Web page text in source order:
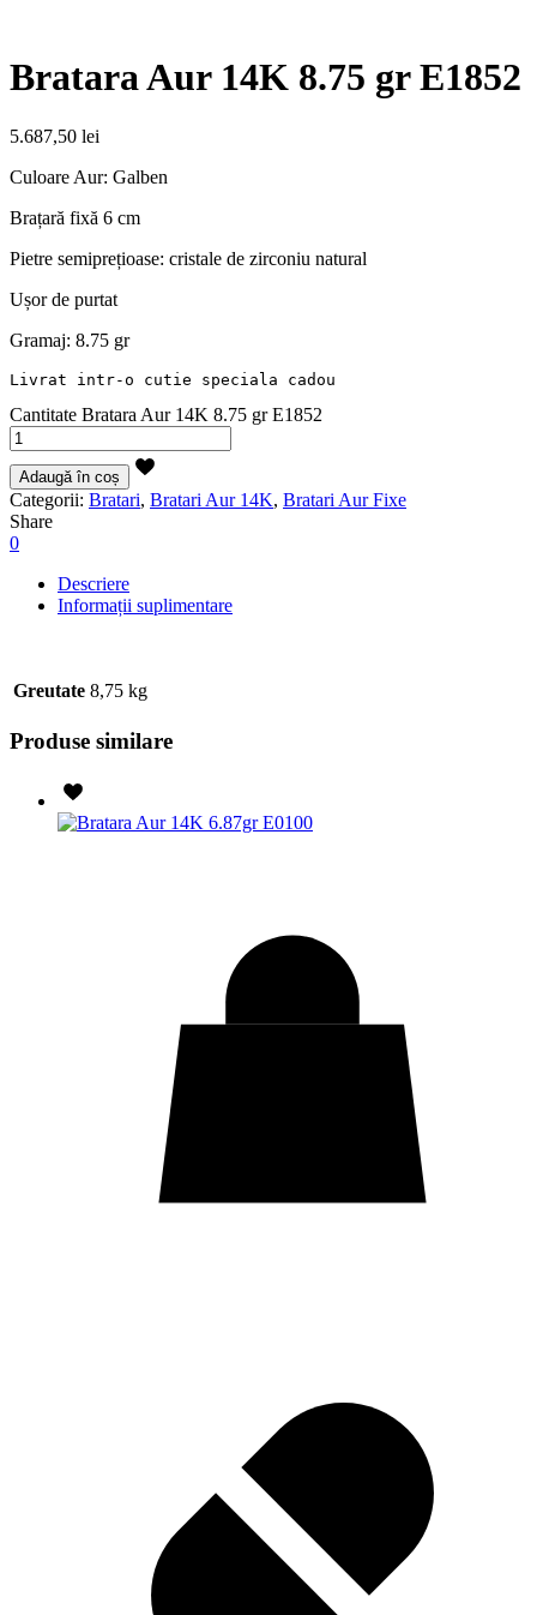
Bratara Aur 14K 8.75 gr E1852
5.687,50 lei
Culoare Aur: Galben
Brațară fixă 6 cm
Pietre semiprețioase: cristale de zirconiu natural
Ușor de purtat
Gramaj: 8.75 gr
Livrat intr-o cutie speciala cadou
Cantitate Bratara Aur 14K 8.75 gr E1852
Adaugă în coș
Categorii: Bratari, Bratari Aur 14K, Bratari Aur Fixe
Share
0
Descriere
Informații suplimentare
Greutate 8,75 kg
Produse similare